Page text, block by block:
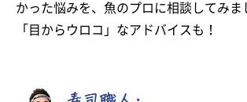
かった悩みを、魚のプロに相談してみま
「目からウロコ」なアドバイスも！